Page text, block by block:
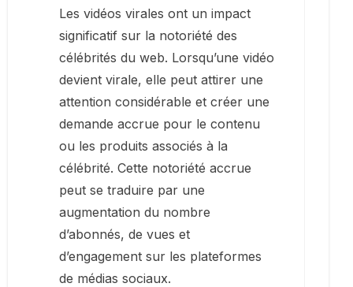
Les vidéos virales ont un impact
significatif sur la notoriété des
célébrités du web. Lorsqu’une vidéo
devient virale, elle peut attirer une
attention considérable et créer une
demande accrue pour le contenu
ou les produits associés à la
célébrité. Cette notoriété accrue
peut se traduire par une
augmentation du nombre
d’abonnés, de vues et
d’engagement sur les plateformes
de médias sociaux.